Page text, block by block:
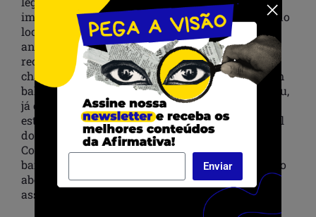
imagens gravadas por uma pessoa que passava no
local, que Gabriel Santos Costa, e um amigo de 19
anos, estavam rendidos, após serem xingados e
receberem tapas, e Oliveira os obrigar a deitar no
chão e colocar as mãos na cabeça, antes de serem
baleados por cerca de 12 tiros. Gabriel não resistiu,
já o outro jovem, que não teve o nome divulgado,
está internado em estado grave no Hospital Geral
do Estado (HGE). Marlon, que atua na 9ª
Companhia Independente da Polícia Militar, no
bairro da Boca do Rio, não estava fardado quando
abordou os garotos, que, segundo ele, tentaram
assaltá-lo.
Enviar